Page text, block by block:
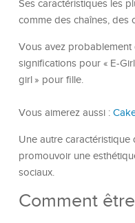
Ses caractéristiques les
comme des chaînes, des
Vous avez probablement
significations pour « E-
girl » pour fille.
Vous aimerez aussi :
Une autre
promouvoir une
sociaux.
Comment